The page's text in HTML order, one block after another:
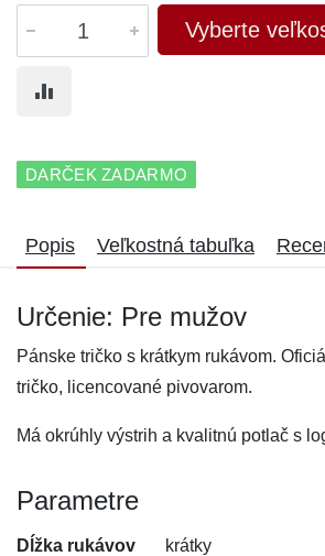
Vyberte
DARČEK ZADARMO
Popis Veľkostná tabuľka
Určenie: Pre mužov
Pánske tričko s krátkym rukávom.
tričko, licencované pivovarom.
Má okrúhly výstrih a kvalitnú potlač s
Parametre
Dĺžka rukávov krátky